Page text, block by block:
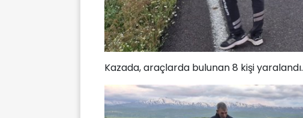
Kazada, araçlarda bulunan 8 kişi yaralandı.